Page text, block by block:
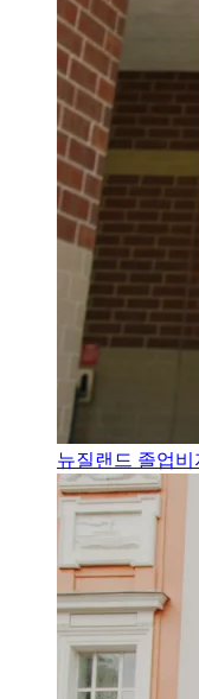
뉴질랜드 졸업